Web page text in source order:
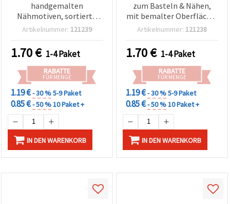
handgemalten
Nähmotiven, sortierte
Motive (gemischt), 25 x 5
Artikelnummer: 121239
1.70€ 1-4 Paket
RABATTE
FÜR MENGE
1.19 €- 30 %5-9 Paket
0.85 €- 50 %10 Paket +
IN DEN WARENKORB
zum Basteln & Nähen,
mit bemalter Oberfläche,
gemischte Designs, 25 x 5
Artikelnummer: 121238
1.70€ 1-4 Paket
RABATTE
FÜR MENGE
1.19 €- 30 %5-9 Paket
0.85 €- 50 %10 Paket +
IN DEN WARENKORB